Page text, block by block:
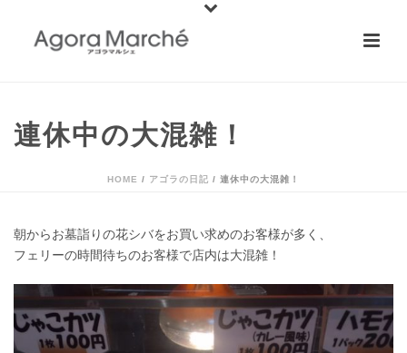
連休中の大混雑！
HOME / アゴラの日記 / 連休中の大混雑！
朝からお墓詣りの花シバをお買い求めのお客様が多く、
フェリーの時間待ちのお客様で店内は大混雑！